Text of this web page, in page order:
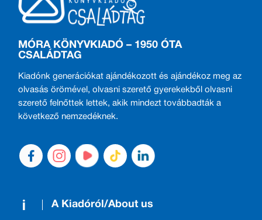
MÓRA KÖNYVKIADÓ – 1950 ÓTA
CSALÁDTAG
Kiadónk generációkat ajándékozott és ajándékoz meg az
olvasás örömével, olvasni szerető gyerekekből olvasni
szerető felnőttek lettek, akik mindezt továbbadták a
következő nemzedéknek.
A Kiadóról/About us